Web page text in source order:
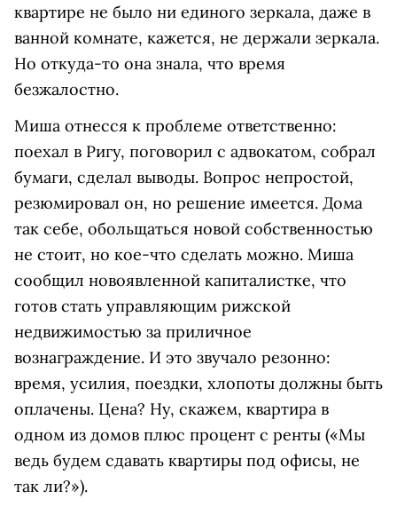
квартире не было ни единого зеркала, даже в
ванной комнате, кажется, не держали зеркала.
Но откуда-то она знала, что время
безжалостно.
Миша отнесся к проблеме ответственно:
поехал в Ригу, поговорил с адвокатом, собрал
бумаги, сделал выводы. Вопрос непростой,
резюмировал он, но решение имеется. Дома
так себе, обольщаться новой собственностью
не стоит, но кое-что сделать можно. Миша
сообщил новоявленной капиталистке, что
готов стать управляющим рижской
недвижимостью за приличное
вознаграждение. И это звучало резонно:
время, усилия, поездки, хлопоты должны быть
оплачены. Цена? Ну, скажем, квартира в
одном из домов плюс процент с ренты («Мы
ведь будем сдавать квартиры под офисы, не
так ли?»).